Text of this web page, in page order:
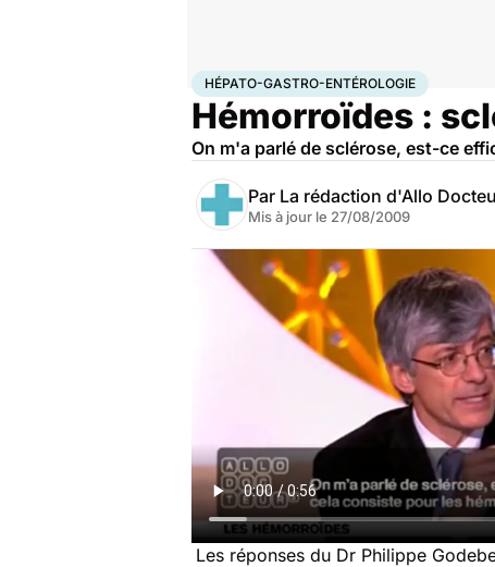
AccueilFamilleProcréationHépato-gastro-
HÉPATO-GASTRO-ENTÉROLOGIE
Hémorroïdes :
On m'a parlé de sclérose, est-ce
Par La rédaction d'Allo
Mis à jour le 27/08/2009
Les réponses du Dr Philippe